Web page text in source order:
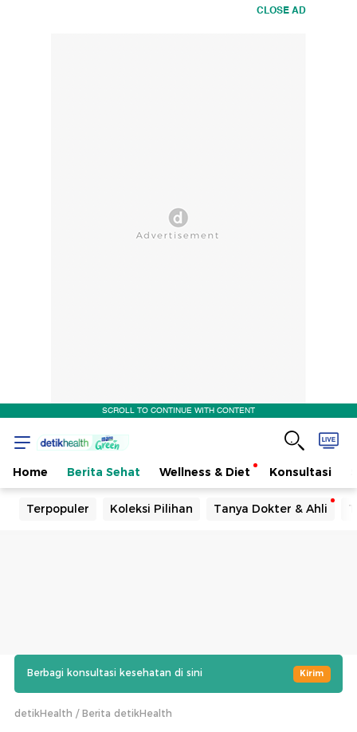
CLOSE AD
SCROLL TO CONTINUE WITH CONTENT
Home Berita Sehat Wellness & Diet Konsultasi
Terpopuler Koleksi Pilihan Tanya Dokter & Ahli
Berbagi konsultasi kesehatan di sini Kirim
detikHealth Berita detikHealth